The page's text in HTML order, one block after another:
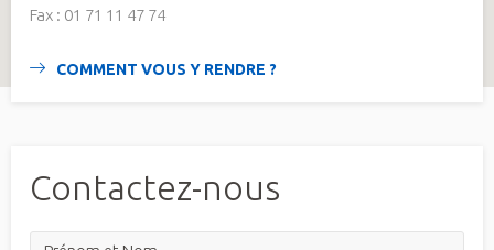
Fax : 01 71 11 47 74
COMMENT VOUS Y RENDRE ?
Contactez-nous